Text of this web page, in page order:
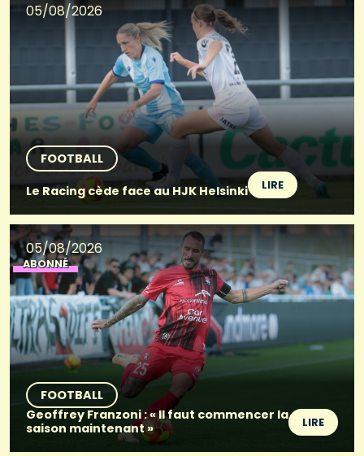
05/08/2026
FOOTBALL
Le Racing cède face au HJK Helsinki
LIRE
05/08/2026
ABONNÉ
FOOTBALL
Geoffrey Franzoni : « Il faut commencer la
saison maintenant »
LIRE